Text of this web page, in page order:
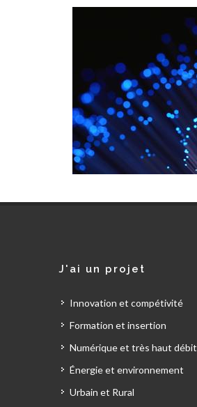
J'ai un projet
Innovation et compétivité
Formation et insertion
Numérique et très haut débit
Énergie et environnement
Urbain et Rural